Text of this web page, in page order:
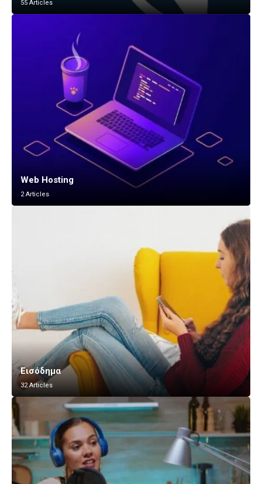
55 Articles
Web Hosting
2 Articles
Εισόδημα
32 Articles